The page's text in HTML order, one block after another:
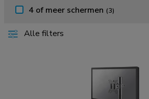
4 of meer schermen (3)
Alle filters